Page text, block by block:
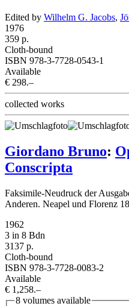
Edited by Wilhelm G. Jacobs,
1976
359 p.
Cloth-bound
ISBN 978-3-7728-0543-1
Available
€ 298.–
collected works
Giordano Bruno:
Conscripta
Faksimile-Neudruck der
Anderen. Neapel und Florenz
1962
3 in 8 Bdn
3137 p.
Cloth-bound
ISBN 978-3-7728-0083-2
Available
€ 1,258.–
8 volumes available